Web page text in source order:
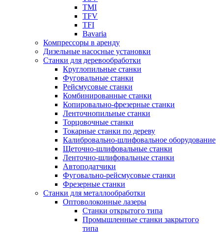
TMI
TFV
TFI
Bavaria
Компрессоры в аренду
Дизельные насосные установки
Станки для деревообработки
Круглопильные станки
Фуговальные станки
Рейсмусовые станки
Комбинированные станки
Копировально-фрезерные станки
Ленточнопильные станки
Торцовочные станки
Токарные станки по дереву
Калибровально-шлифовальное оборудование
Щеточно-шлифовальные станки
Ленточно-шлифовальные станки
Автоподатчики
Фуговально-рейсмусовые станки
Фрезерные станки
Станки для металлообработки
Оптоволоконные лазеры
Станки открытого типа
Промышленные станки закрытого
типа